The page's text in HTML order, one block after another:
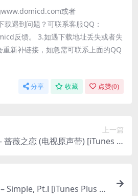
www.domicd.com或者
遇到问题？可联系客服QQ：
反馈。 3.如遇下载地址丢失或者失
新补链接，如急需可联系上面的QQ
分享 收藏 点赞(0)
上一篇
蔷薇之恋 (电视原声带) [iTunes Pl
Simple, Pt.Ⅰ [iTunes Plus M